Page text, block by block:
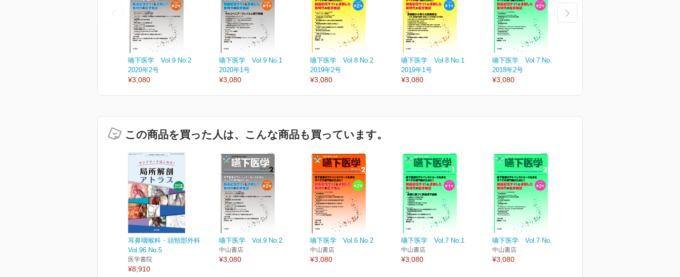
嚥下医学 Vol.9 No.2
2020年2号
¥3,080
嚥下医学 Vol.9 No.1
2020年1号
¥3,080
嚥下医学 Vol.8 No.2
2019年2号
¥3,080
嚥下医学 Vol.8 No.1
2019年1号
¥3,080
嚥下医学 Vol.7 No.2
2018年2号
¥3,080
この商品を買った人は、こんな商品も買っています。
耳鼻咽喉科・頭頸部外科
Vol.96 No.5
医学書院
¥8,910
嚥下医学 Vol.9 No.2
中山書店
¥3,080
嚥下医学 Vol.6 No.2
中山書店
¥3,080
嚥下医学 Vol.7 No.1
中山書店
¥3,080
嚥下医学 Vol.7 No.2
中山書店
¥3,080